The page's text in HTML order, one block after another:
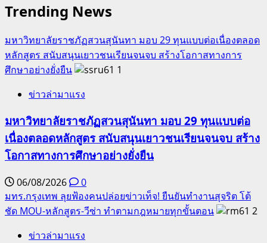
Trending News
มหาวิทยาลัยราชภัฏสวนสุนันทา มอบ 29 ทุนแบบต่อเนื่องตลอด
หลักสูตร สนับสนุนเยาวชนเรียนจนจบ สร้างโอกาสทางการ
ศึกษาอย่างยั่งยืน
1
ข่าวล่ามาแรง
มหาวิทยาลัยราชภัฏสวนสุนันทา มอบ 29 ทุนแบบต่อ
เนื่องตลอดหลักสูตร สนับสนุนเยาวชนเรียนจนจบ สร้าง
โอกาสทางการศึกษาอย่างยั่งยืน
06/08/2026
0
มทร.กรุงเทพ ลุยฟ้องคนปล่อยข่าวเท็จ! ยืนยันทำงานสุจริต โต้
ชัด MOU-หลักสูตร-วีซ่า ทำตามกฎหมายทุกขั้นตอน
2
ข่าวล่ามาแรง